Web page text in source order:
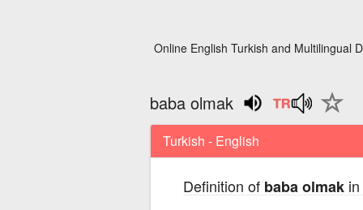
Online English Turkish and Multilingual
baba olmak
Turkish - English
Definition of baba olmakin